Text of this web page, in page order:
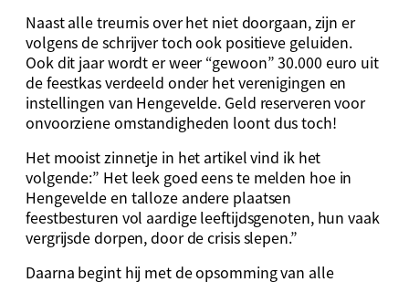
Naast alle treurnis over het niet doorgaan, zijn er
volgens de schrijver toch ook positieve geluiden.
Ook dit jaar wordt er weer “gewoon” 30.000 euro uit
de feestkas verdeeld onder het verenigingen en
instellingen van Hengevelde. Geld reserveren voor
onvoorziene omstandigheden loont dus toch!
Het mooist zinnetje in het artikel vind ik het
volgende:” Het leek goed eens te melden hoe in
Hengevelde en talloze andere plaatsen
feestbesturen vol aardige leeftijdsgenoten, hun vaak
vergrijsde dorpen, door de crisis slepen.”
Daarna begint hij met de opsomming van alle